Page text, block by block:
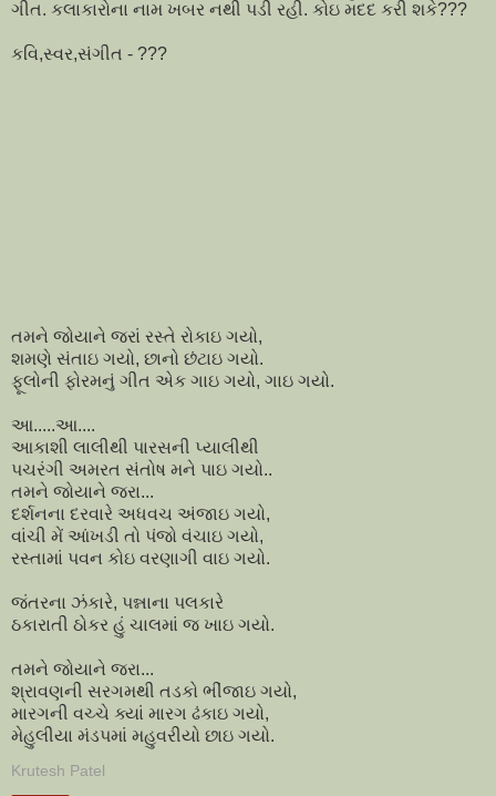
ગીત. કલાકારોના નામ ખબર નથી પડી રહી. કોઇ મદદ કરી શકે???
કવિ,સ્વર,સંગીત - ???
તમને જોયાને જરાં રસ્તે રોકાઇ ગયો,
શમણે સંતાઇ ગયો, છાનો છંટાઇ ગયો.
ફૂલોની ફોરમનું ગીત એક ગાઇ ગયો, ગાઇ ગયો.
આ.....આ....
આકાશી લાલીથી પારસની પ્યાલીથી
પચરંગી અમરત સંતોષ મને પાઇ ગયો..
તમને જોયાને જરા...
દર્શનના દરવારે અધવચ અંજાઇ ગયો,
વાંચી મેં આંખડી તો પંજો વંચાઇ ગયો,
રસ્તામાં પવન કોઇ વરણાગી વાઇ ગયો.
જંતરના ઝંકારે, પન્નાના પલકારે
ઠકારાતી ઠોકર હું ચાલમાં જ ખાઇ ગયો.
તમને જોયાને જરા...
શ્રાવણની સરગમથી તડકો ભીંજાઇ ગયો,
મારગની વચ્ચે ક્યાં મારગ ઢંકાઇ ગયો,
મેહુલીયા મંડપમાં મહુવરીયો છાઇ ગયો.
Krutesh Patel